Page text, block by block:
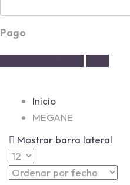
Pago
Inicio
MEGANE
Mostrar barra lateral